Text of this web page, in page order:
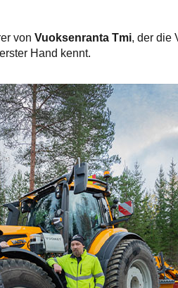
von Vuoksenranta Tmi, der die
Hand kennt.